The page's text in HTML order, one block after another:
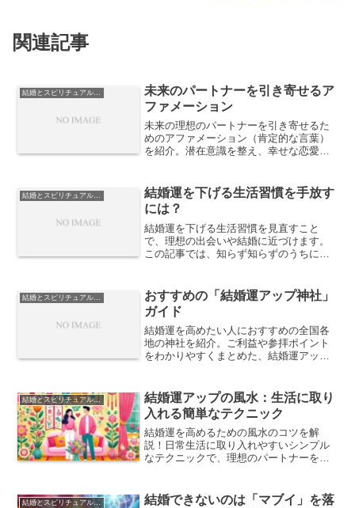
関連記事
結婚とスピリチュアルな視点
未来のパートナーを引き寄せるア
ファメーション
未来の理想のパートナーを引き寄せるた
めのアファメーション（肯定的な言葉）
を紹介。潜在意識を整え、幸せな恋愛や
結婚運を下げる生活習慣を手放す
には？
結婚運を下げる生活習慣を見直すこと
で、理想の出会いや結婚に近づけます。
この記事では、知らず知らずのうちに婚
おすすめの「結婚運アップ神社」
ガイド
結婚運を高めたい人におすすめの全国各
地の神社を紹介。ご利益や参拝ポイント
をわかりやすくまとめた、結婚運アップ
結婚とスピリチュアルな視点
結婚運アップの風水：生活に取り
入れる簡単なテクニック
結婚運を高めるための風水のコツを解
説！日常生活に取り入れやすいシンプル
なテクニックで、理想のパートナーを引
結婚とスピリチュアルな視点
結婚できないのは「マブイ」を落